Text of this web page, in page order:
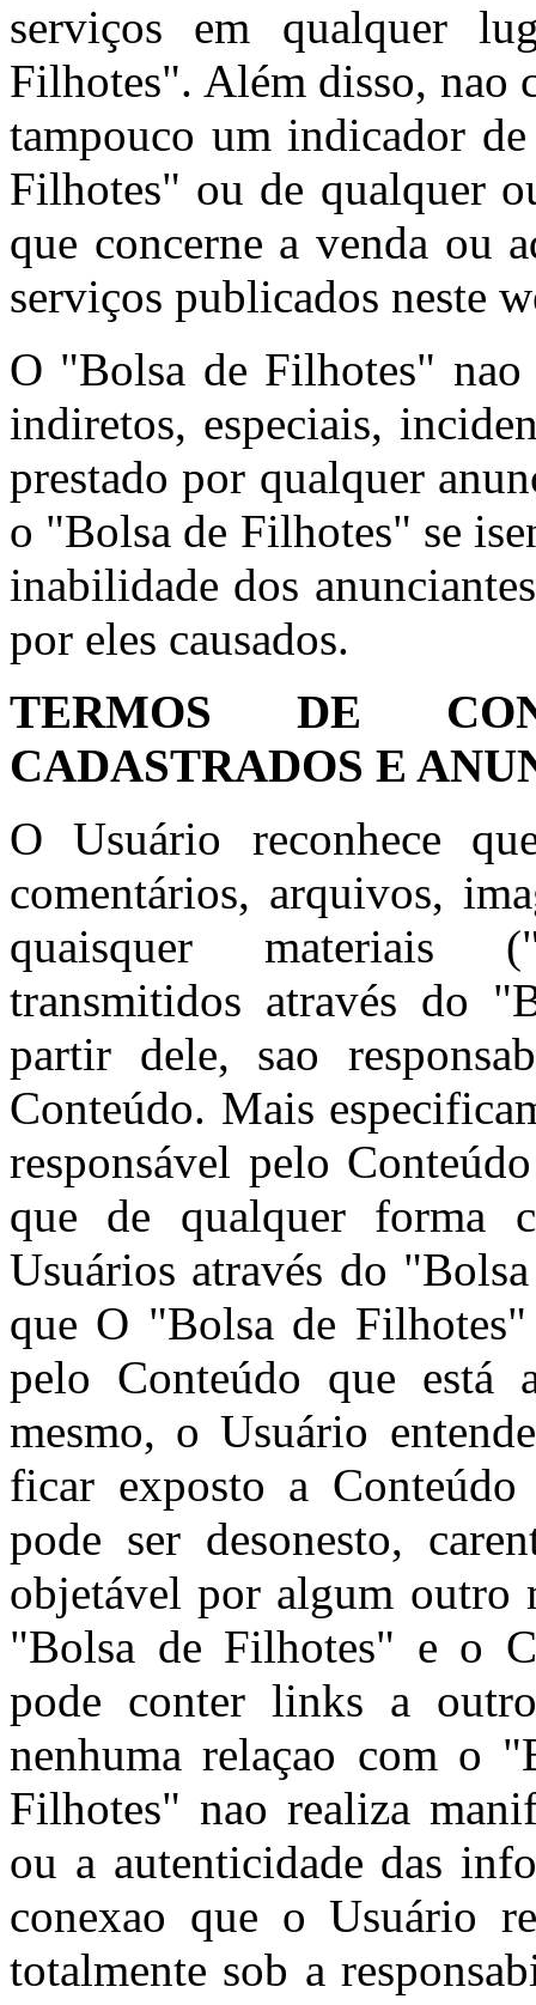
serviços em qualquer
Filhotes". Além disso, nao
tampouco um indicador
Filhotes" ou de qualquer
que concerne a venda ou
serviços publicados neste
O "Bolsa de Filhotes" nao
indiretos, especiais,
prestado por qualquer
o "Bolsa de Filhotes" se
inabilidade dos
por eles causados.
TERMOS DE
CADASTRADOS E
O Usuário reconhece
comentários, arquivos,
quaisquer materiais
transmitidos através do
partir dele, sao
Conteúdo. Mais
responsável pelo
que de qualquer forma
Usuários através do
que O "Bolsa de
pelo Conteúdo que está
mesmo, o Usuário
ficar exposto a
pode ser desonesto,
objetável por algum outro
"Bolsa de Filhotes" e o
pode conter links a
nenhuma relaçao com o
Filhotes" nao realiza
ou a autenticidade das
conexao que o Usuário
totalmente sob a